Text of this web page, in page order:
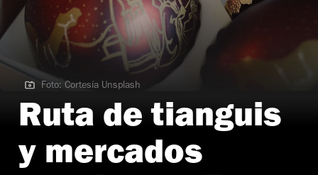
Foto: Cortesía Unsplash
Foto: Cortesía Unsplash
Ruta de tianguis
y mercados